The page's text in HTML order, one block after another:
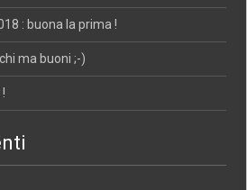
: buona la prima !
ma buoni ;-)